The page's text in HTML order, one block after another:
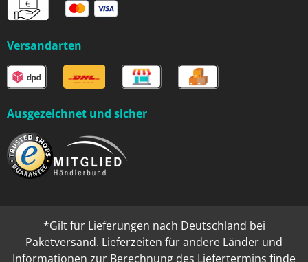
Versandarten
Ausgezeichnet und sicher
*Gilt für Lieferungen nach Deutschland bei
Paketversand. Lieferzeiten für andere Länder und
Informationen zur Berechnung des Liefertermins finde